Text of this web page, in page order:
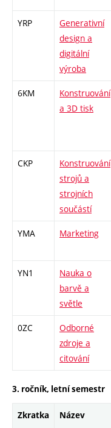
YRP
Generativní
design a
digitální
výroba
6KM
Konstruování
a 3D tisk
CKP
Konstruování
strojů a
strojních
součástí
YMA Marketing
YN1
Nauka o
barvě a
světle
0ZC
Odborné
zdroje a
citování
3. ročník, letní semestr
Zkratka Název